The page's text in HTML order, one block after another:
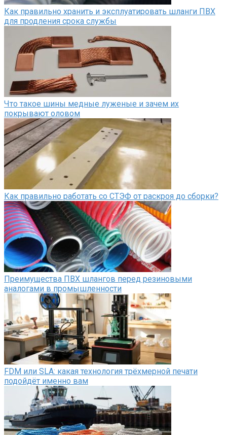
Как правильно хранить и эксплуатировать шланги ПВХ
для продления срока службы
Что такое шины медные луженые и зачем их
покрывают оловом
Как правильно работать со СТЭФ от раскроя до сборки?
Преимущества ПВХ шлангов перед резиновыми
аналогами в промышленности
FDM или SLA: какая технология трёхмерной печати
подойдёт именно вам